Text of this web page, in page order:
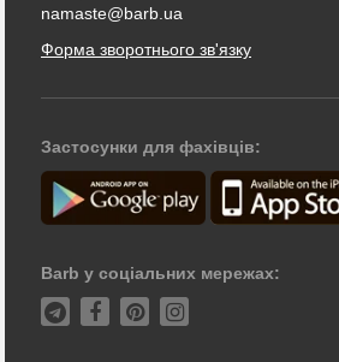
namaste@barb.ua
Форма зворотнього зв'язку
Застосунки для фахівців:
Barb у соціальних мережах: